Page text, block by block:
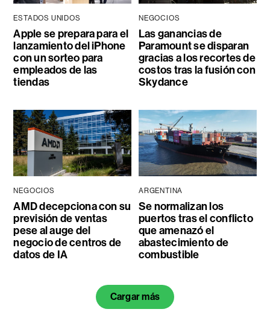
ESTADOS UNIDOS
Apple se prepara para el
lanzamiento del iPhone
con un sorteo para
empleados de las
tiendas
NEGOCIOS
Las ganancias de
Paramount se disparan
gracias a los recortes de
costos tras la fusión con
Skydance
NEGOCIOS
AMD decepciona con su
previsión de ventas
pese al auge del
negocio de centros de
datos de IA
ARGENTINA
Se normalizan los
puertos tras el conflicto
que amenazó el
abastecimiento de
combustible
Cargar más